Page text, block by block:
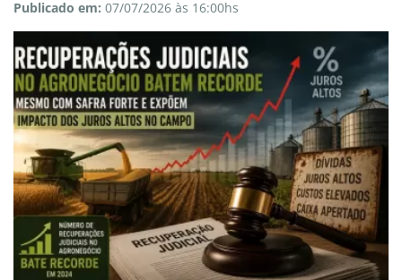
Publicado em: 07/07/2026 às 16:00hs